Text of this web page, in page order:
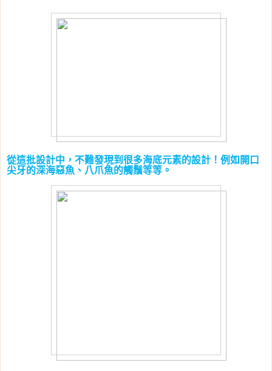
從這批設計中，不難發現到很多海底元素的設計！例如開口
尖牙的深海惡魚、八爪魚的觸鬚等等。